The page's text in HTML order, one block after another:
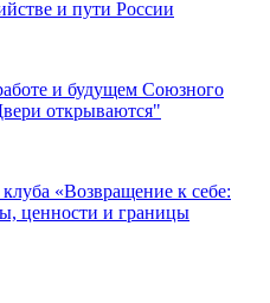
и пути России
и будущем Союзного
открываются"
«Возвращение к себе:
ценности и границы